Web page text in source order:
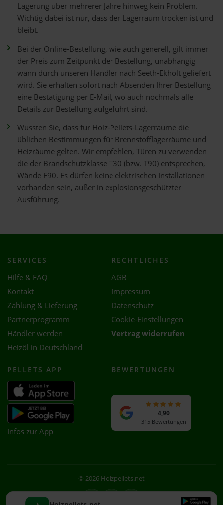
Lagerung über mehrerer Jahre hinweg kein Problem.
Wichtig dabei ist nur, dass der Lagerraum trocken ist und
bleibt.
Bei der Online-Bestellung, wie auch generell, gilt immer
der Preis zum Zeitpunkt der Bestellung, unabhängig
wann durch unseren Händler nach Seeth-Ekholt geliefert
wird. Sie erhalten sofort nach Absenden Ihrer Bestellung
eine Bestätigung per E-Mail, wo auch nochmals alle
Details zur Bestellung aufgeführt sind.
Wussten Sie, dass für Holz-Pellets-Lagerräume die
üblichen Bestimmungen für Brennstofflagerräume und
Heizräume gelten. Wir empfehlen, Türen zu verwenden
die der Brandschutzklasse T30 (bzw. T90) entsprechen,
Wände F90. Es dürfen keine elektrischen Installationen
vorhanden sein, außer in explosionsgeschützter
Ausführung.
SERVICES
Hilfe & FAQ
Kontakt
Zahlung & Lieferung
Partnerprogramm
Händler werden
Heizöl in Deutschland
RECHTLICHES
AGB
Impressum
Datenschutz
Cookie-Einstellungen
Vertrag widerrufen
PELLETS APP
Infos zur App
BEWERTUNGEN
4,90
315 Bewertungen
© 2026 Holzpellets.net
Facebook